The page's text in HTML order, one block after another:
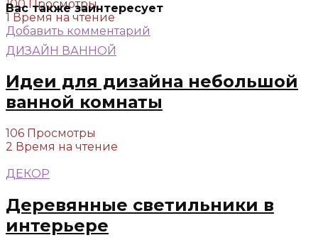
100 Просмотры
1 Время на чтение
Добавить комментарий
Вас также заинтересует
ДИЗАЙН ВАННОЙ
Идеи для дизайна небольшой
ванной комнаты
106 Просмотры
2 Время на чтение
ДЕКОР
Деревянные светильники в
интерьере